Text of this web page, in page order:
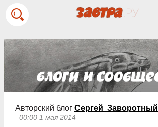
Авторский блог Сергей Заворотный
00:00 1 мая 2014